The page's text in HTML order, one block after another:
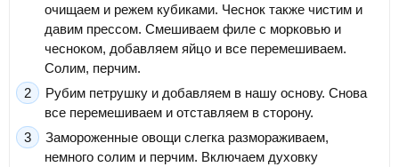
очищаем и режем кубиками. Чеснок также чистим и
давим прессом. Смешиваем филе с морковью и
чесноком, добавляем яйцо и все перемешиваем.
Солим, перчим.
Рубим петрушку и добавляем в нашу основу. Снова
все перемешиваем и отставляем в сторону.
Замороженные овощи слегка размораживаем,
немного солим и перчим. Включаем духовку